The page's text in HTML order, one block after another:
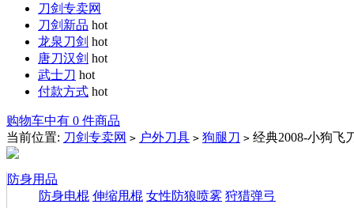
刀剑专卖网
刀剑新品 hot
龙泉刀剑 hot
唐刀汉剑 hot
武士刀 hot
付款方式 hot
购物车中有 0 件商品
当前位置: 刀剑专卖网 > 户外刀具 > 狗腿刀 > 经典2008-小狗飞
防身用品
防身电棍 伸缩甩棍 女性防狼喷雾 狩猎弹弓